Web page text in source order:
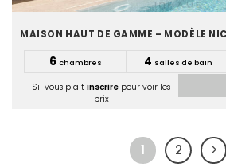
MAISON HAUT DE GAMME – MODÈLE
6 chambres 4 salles de bain
S'il vous plait inscrirepour voir les
prix
1 2